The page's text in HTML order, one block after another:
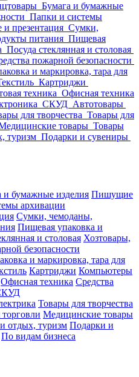
Бумага и бумажные
Папки и системы
и презентация Сумки,
питания Пищевая
Посуда стеклянная и столовая
пожарной безопасности
и маркировка, тара для
Картриджи
техника Офисная техника
СКУД Автотовары
для творчества Товары для
товары Товары
туризм Подарки и сувениры
и бумажные изделия Пишущие
архивации
Сумки, чемоданы,
Пищевая упаковка и
и столовая Хозтовары,
безопасности
и маркировка, тара для
Картриджи Компьютеры
Офисная техника Средства
Товары для творчества
Медицинские товары
отдых, туризм Подарки и
По видам бизнеса